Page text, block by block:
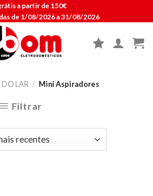
a partir de 150€
de 1/08/2026 a 31/08/2026
LAR / Mini Aspiradores
Filtrar